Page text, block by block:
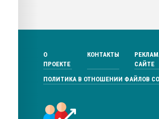
О
ПРОЕКТЕ
КОНТАКТЫ
САЙТЕ
ПОЛИТИКА В ОТНОШЕНИИ ФАЙЛОВ